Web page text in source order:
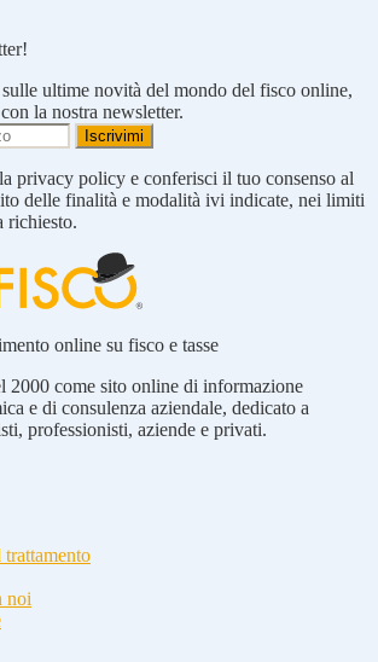
ultime novità del mondo del fisco online,
la nostra newsletter.
privacy policy e conferisci il tuo consenso al
delle finalità e modalità ivi indicate, nei limiti
richiesto.
online su fisco e tasse
2000 come sito online di informazione
e di consulenza aziendale, dedicato a
professionisti, aziende e privati.
noi